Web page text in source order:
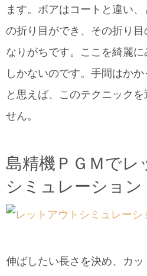
ます。ボアはコートと違い
の折り目ができ、その折り目
なりがちです。ここを綺麗
しかないのです。手間はか
と思えば、このテクニック
せん。
島精機ＰＧＭでレ
シミュレーション
伸ばしたい長さを決め、カ